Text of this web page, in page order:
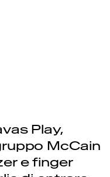
Play,
McCain
e finger